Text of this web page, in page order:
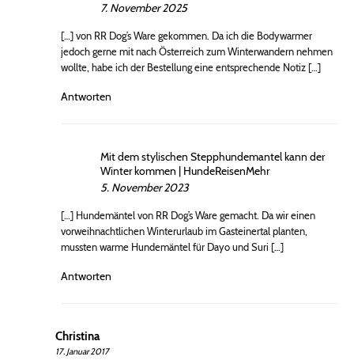
7. November 2025
[…] von RR Dog’s Ware gekommen. Da ich die Bodywarmer
jedoch gerne mit nach Österreich zum Winterwandern nehmen
wollte, habe ich der Bestellung eine entsprechende Notiz […]
Antworten
Mit dem stylischen Stepphundemantel kann der
Winter kommen | HundeReisenMehr
5. November 2023
[…] Hundemäntel von RR Dog’s Ware gemacht. Da wir einen
vorweihnachtlichen Winterurlaub im Gasteinertal planten,
mussten warme Hundemäntel für Dayo und Suri […]
Antworten
Christina
17. Januar 2017